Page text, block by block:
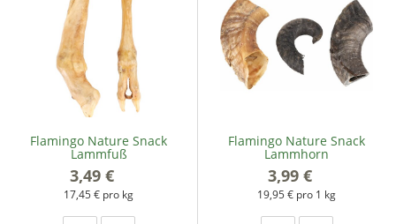
Flamingo Nature Snack
Lammfuß
3,49 €
17,45 € pro kg
Flamingo Nature Snack
Lammhorn
3,99 €
19,95 € pro 1 kg